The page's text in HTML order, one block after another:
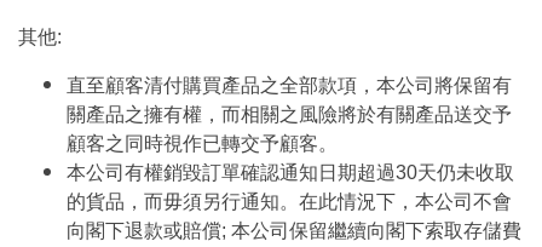
其他:
直至顧客清付購買產品之全部款項，本公司將保留有
關產品之擁有權，而相關之風險將於有關產品送交予
顧客之同時視作已轉交予顧客。
本公司有權銷毀訂單確認通知日期超過30天仍未收取
的貨品，而毋須另行通知。在此情況下，本公司不會
向閣下退款或賠償; 本公司保留繼續向閣下索取存儲費